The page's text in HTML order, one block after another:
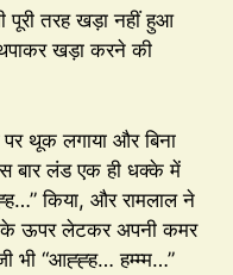
तरह खड़ा नहीं हुआ
खड़ा करने की
थूक लगाया और बिना
बार लंड एक ही धक्के में
किया, और रामलाल ने
ऊपर लेटकर अपनी कमर
भी “आह्ह्ह… हम्म्म…”